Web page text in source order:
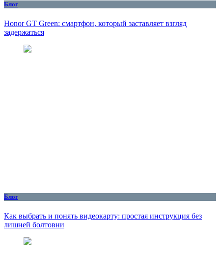
Блог
Honor GT Green: смартфон, который заставляет взгляд
задержаться
Блог
Как выбрать и понять видеокарту: простая инструкция без
лишней болтовни